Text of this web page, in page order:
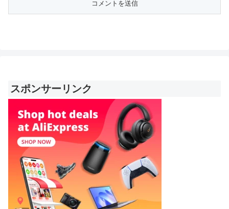
スポンサーリンク